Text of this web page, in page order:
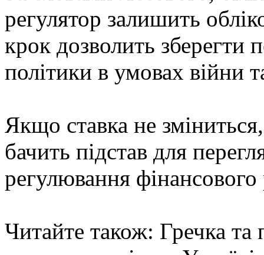
регулятор залишить
крок дозволить зберегти
політики в умовах війни
Якщо ставка не
бачить підстав для
регулювання фінансового
Читайте також: Гречка та